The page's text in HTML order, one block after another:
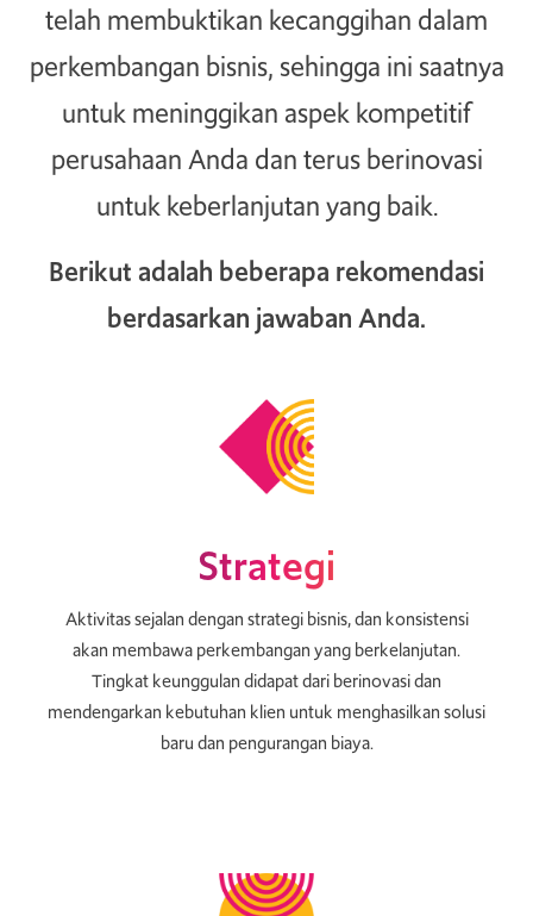
Events
Donate
Contact Us
telah membuktikan kecanggihan dalam
perkembangan bisnis, sehingga ini saatnya
untuk meninggikan aspek kompetitif
perusahaan Anda dan terus berinovasi
untuk keberlanjutan yang baik.
Berikut adalah beberapa rekomendasi
berdasarkan jawaban Anda.
Strategi
Aktivitas sejalan dengan strategi bisnis, dan konsistensi
akan membawa perkembangan yang berkelanjutan.
Tingkat keunggulan didapat dari berinovasi dan
mendengarkan kebutuhan klien untuk menghasilkan solusi
baru dan pengurangan biaya.